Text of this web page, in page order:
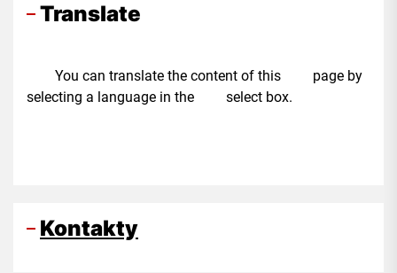
Translate
You can translate the content of this page by
selecting a language in the select box.
Kontakty